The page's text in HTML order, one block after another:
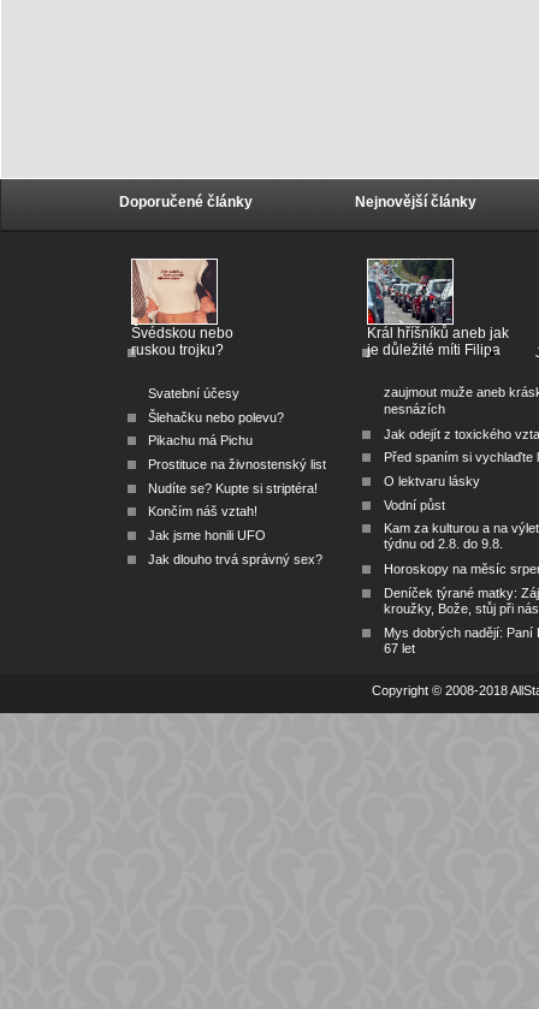
Doporučené články
Švédskou nebo
ruskou trojku?
Svatební účesy
Šlehačku nebo polevu?
Pikachu má Pichu
Prostituce na živnostenský list
Nudíte se? Kupte si striptéra!
Končím náš vztah!
Jak jsme honili UFO
Jak dlouho trvá správný sex?
Nejnovější články
Král hříšníků aneb jak
je důležité míti Filipa
zaujmout muže aneb
nesnázích
Jak odejít z toxického
Před spaním si vychlaďte
O lektvaru lásky
Vodní půst
Kam za kulturou a na
týdnu od 2.8. do 9.8.
Horoskopy na měsíc
Deníček týrané matky:
kroužky, Bože, stůj při nás
Mys dobrých nadějí: Paní
67 let
Copyright © 2008-2018